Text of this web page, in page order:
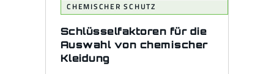
CHEMISCHER SCHUTZ
Schlüsselfaktoren für die
Auswahl von chemischer
Kleidung